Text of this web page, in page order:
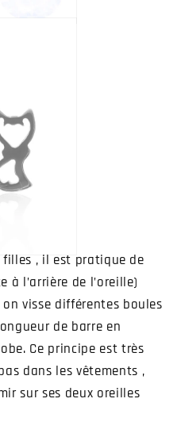
, il est pratique de
l’arrière de l’oreille)
visse différentes boules
de barre en
Ce principe est très
dans les vêtements ,
sur ses deux oreilles